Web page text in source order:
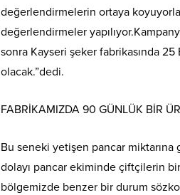
değerlendirmelerin ortaya
değerlendirmeler
sonra Kayseri şeker fabrikasında
olacak.”dedi.
FABRİKAMIZDA 90 GÜNLÜK BİR
Bu seneki yetişen pancar
dolayı pancar ekiminde çiftçilerin
bölgemizde benzer bir durum